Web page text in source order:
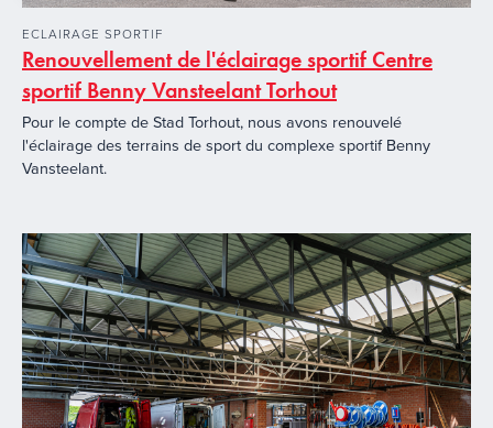
ECLAIRAGE SPORTIF
Renouvellement de l'éclairage sportif Centre
sportif Benny Vansteelant Torhout
Pour le compte de Stad Torhout, nous avons renouvelé
l'éclairage des terrains de sport du complexe sportif Benny
Vansteelant.